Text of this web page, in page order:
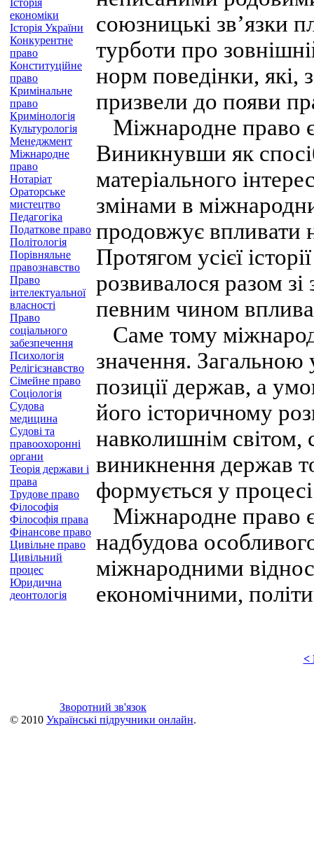
Історія
економіки
Історія України
Конкурентне
право
Конституційне
право
Кримінальне
право
Кримінологія
Культурологія
Менеджмент
Міжнародне
право
Нотаріат
Ораторське
мистецтво
Педагогіка
Податкове право
Політологія
Порівняльне
правознавство
Право
інтелектуальної
власності
Право
соціального
забезпечення
Психологія
Релігієзнавство
Сімейне право
Соціологія
Судова
медицина
Судові та
правоохоронні
органи
Теорія держави і
права
Трудове право
Філософія
Філософія права
Фінансове право
Цивільне право
Цивільний
процес
Юридична
деонтологія
союзницькі зв’язки
турботи про
норм поведінки, які,
призвели до появи
Міжнародне право є
Виникнувши як
матеріального
змінами в
продовжує впливати
Протягом усієї
розвивалося разом
певним чином
Саме тому
значення.
позиції держав, а
його історичному
навколишнім світом,
виникнення держав
формується у
Міжнародне право
надбудова
міжнародними
економічними,
<
Зворотний зв'язок
© 2010 Українські підручники онлайн.